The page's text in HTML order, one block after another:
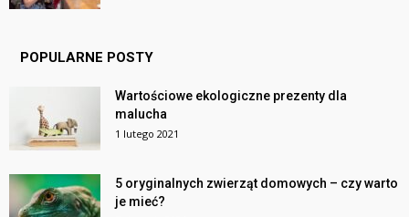
POPULARNE POSTY
Wartościowe ekologiczne prezenty dla
malucha
1 lutego 2021
5 oryginalnych zwierząt domowych – czy warto
je mieć?